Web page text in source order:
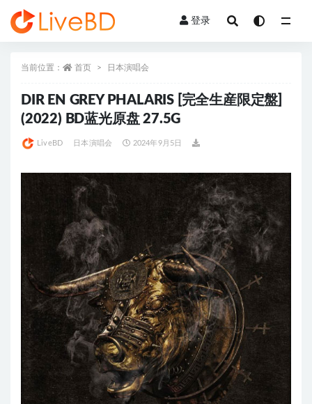
登录
当前位置： 首页 日本演唱会
DIR EN GREY PHALARIS [完全生産限定盤]
(2022) BD蓝光原盘 27.5G
LiveBD 日本演唱会 2024年9月5日